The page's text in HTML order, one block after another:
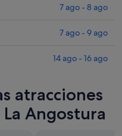
7 ago - 8 ago
7 ago - 9 ago
14 ago - 16 ago
atracciones
Angostura